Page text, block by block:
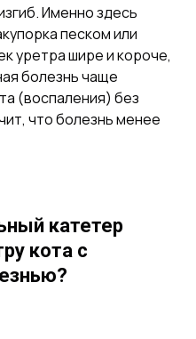
Именно здесь
песком или
уретра шире и короче,
болезнь чаще
(воспаления) без
что болезнь менее
катетер
кота с